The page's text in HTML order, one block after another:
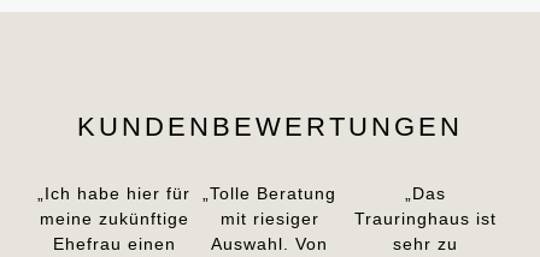
KUNDENBEWERTUNGEN
„Ich habe hier für
meine zukünftige
Ehefrau einen
„Tolle Beratung
mit riesiger
Auswahl. Von
„Das
Trauringhaus ist
sehr zu